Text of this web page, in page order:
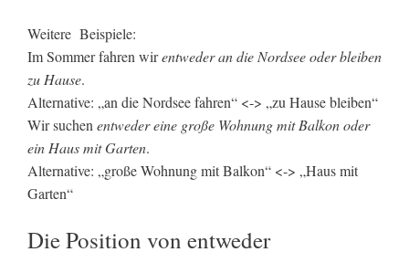
Weitere Beispiele:
Im Sommer fahren wirentweder an die Nordsee oder bleiben
zu Hause.
Alternative: „an die Nordsee fahren“ <-> „zu Hause bleiben“
Wir suchen entweder eine große Wohnung mit Balkon oder
ein Haus mit Garten.
Alternative: „große Wohnung mit Balkon“ <-> „Haus mit
Garten“
Die Position von entweder